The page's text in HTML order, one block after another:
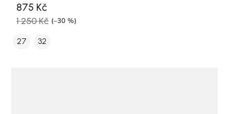
875 Kč
1 250 Kč (–30 %)
27 32